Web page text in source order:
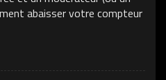
abaisser votre compteur